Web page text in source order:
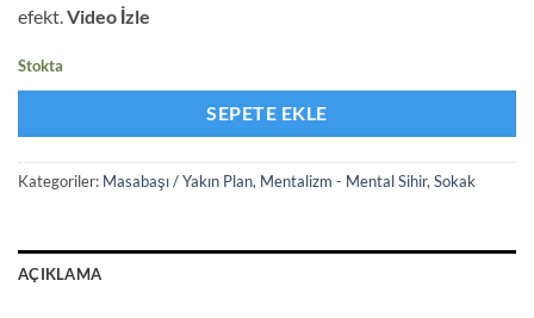
efekt.Video İzle
Stokta
SEPETE EKLE
Kategoriler: Masabaşı / Yakın Plan, Mentalizm - Mental Sihir, Sokak
AÇIKLAMA